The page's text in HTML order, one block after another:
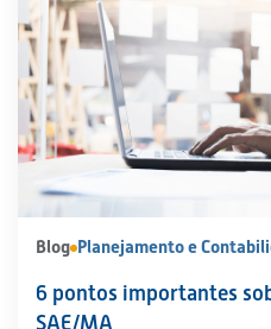
Blog Planejamento e
6 pontos importantes
SAE/MA